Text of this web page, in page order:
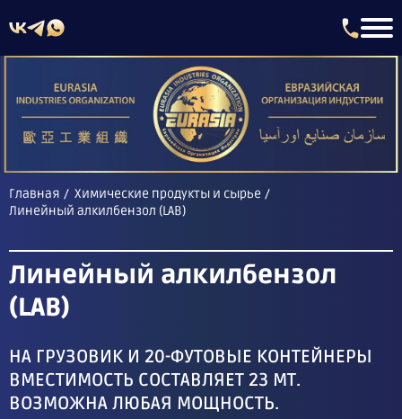
Главная
Химические продукты и сырье
Линейный алкилбензол (LAB)
Линейный алкилбензол
(LAB)
НА ГРУЗОВИК И 20-ФУТОВЫЕ КОНТЕЙНЕРЫ
ВМЕСТИМОСТЬ СОСТАВЛЯЕТ 23 МТ.
ВОЗМОЖНА ЛЮБАЯ МОЩНОСТЬ.